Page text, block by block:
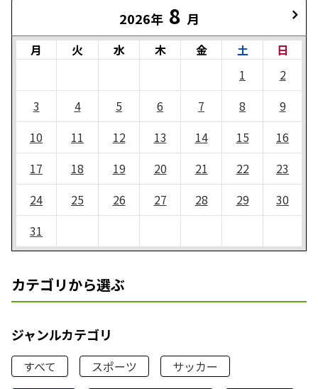
2026年 8 月
月 火 水 木 金 土
日
1
2
3
4 5 6 7 8
9
10
11 12 13 14 15
16
17
18 19 20 21 22
23
24
25 26 27 28 29
30
31
カテゴリから選ぶ
ジャンルカテゴリ
すべて スポーツ
サッカー